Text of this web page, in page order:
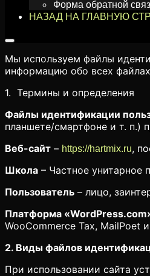
Форма обратной
НАЗАД НА ГЛАВНУЮ
Мы используем файлы
информацию обо всех
1. Термины и определения
Файлы идентификации
планшете/смартфоне и т. п.)
Веб-сайт – https://hartmix.ru,
Школа – Частное унитарное
Пользователь – лицо,
Платформа
WooCommerce Tax, MailPoet
2. Виды файлов
При использовании сайта